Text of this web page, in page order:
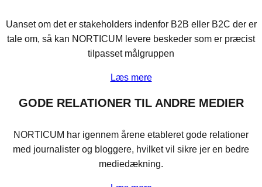
Uanset om det er stakeholders indenfor B2B eller B2C der er
tale om, så kan NORTICUM levere beskeder som er præcist
tilpasset målgruppen
Læs mere
GODE RELATIONER TIL ANDRE MEDIER
NORTICUM har igennem årene etableret gode relationer
med journalister og bloggere, hvilket vil sikre jer en bedre
mediedækning.